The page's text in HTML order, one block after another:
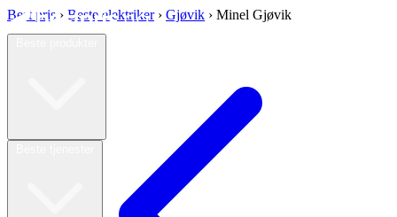
Best pris › Beste elektriker › Gjøvik › Minel Gjøvik